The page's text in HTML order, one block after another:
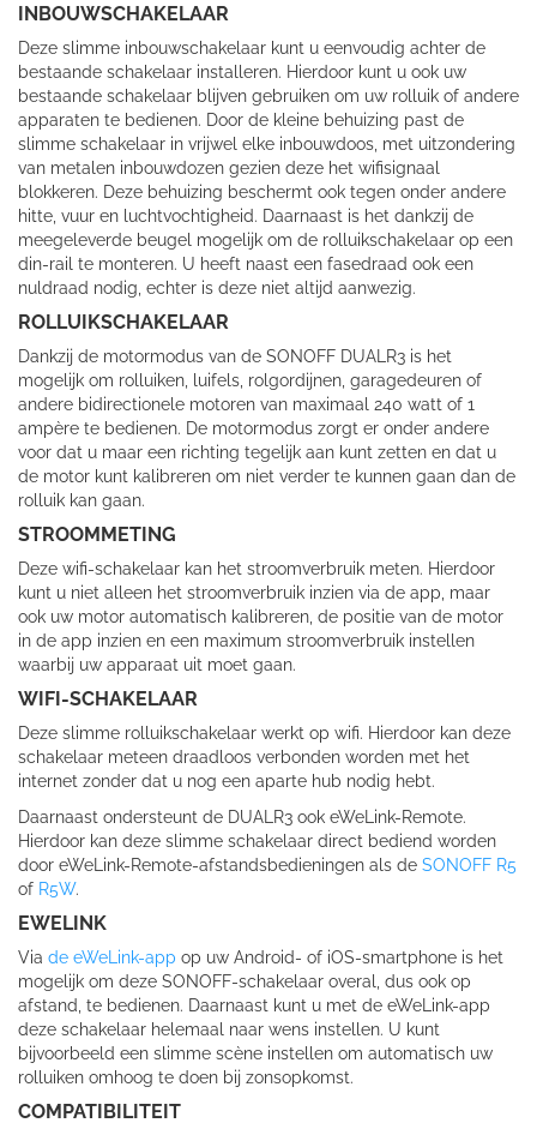
INBOUWSCHAKELAAR
Deze slimme inbouwschakelaar kunt u eenvoudig achter de
bestaande schakelaar installeren. Hierdoor kunt u ook uw
bestaande schakelaar blijven gebruiken om uw rolluik of andere
apparaten te bedienen. Door de kleine behuizing past de
slimme schakelaar in vrijwel elke inbouwdoos, met uitzondering
van metalen inbouwdozen gezien deze het wifisignaal
blokkeren. Deze behuizing beschermt ook tegen onder andere
hitte, vuur en luchtvochtigheid. Daarnaast is het dankzij de
meegeleverde beugel mogelijk om de rolluikschakelaar op een
din-rail te monteren. U heeft naast een fasedraad ook een
nuldraad nodig, echter is deze niet altijd aanwezig.
ROLLUIKSCHAKELAAR
Dankzij de motormodus van de SONOFF DUALR3 is het
mogelijk om rolluiken, luifels, rolgordijnen, garagedeuren of
andere bidirectionele motoren van maximaal 240 watt of 1
ampère te bedienen. De motormodus zorgt er onder andere
voor dat u maar een richting tegelijk aan kunt zetten en dat u
de motor kunt kalibreren om niet verder te kunnen gaan dan de
rolluik kan gaan.
STROOMMETING
Deze wifi-schakelaar kan het stroomverbruik meten. Hierdoor
kunt u niet alleen het stroomverbruik inzien via de app, maar
ook uw motor automatisch kalibreren, de positie van de motor
in de app inzien en een maximum stroomverbruik instellen
waarbij uw apparaat uit moet gaan.
WIFI-SCHAKELAAR
Deze slimme rolluikschakelaar werkt op wifi. Hierdoor kan deze
schakelaar meteen draadloos verbonden worden met het
internet zonder dat u nog een aparte hub nodig hebt.
Daarnaast ondersteunt de DUALR3 ook eWeLink-Remote.
Hierdoor kan deze slimme schakelaar direct bediend worden
door eWeLink-Remote-afstandsbedieningen als de SONOFF R5
of R5W.
EWELINK
Via de eWeLink-app op uw Android- of iOS-smartphone is het
mogelijk om deze SONOFF-schakelaar overal, dus ook op
afstand, te bedienen. Daarnaast kunt u met de eWeLink-app
deze schakelaar helemaal naar wens instellen. U kunt
bijvoorbeeld een slimme scène instellen om automatisch uw
rolluiken omhoog te doen bij zonsopkomst.
COMPATIBILITEIT